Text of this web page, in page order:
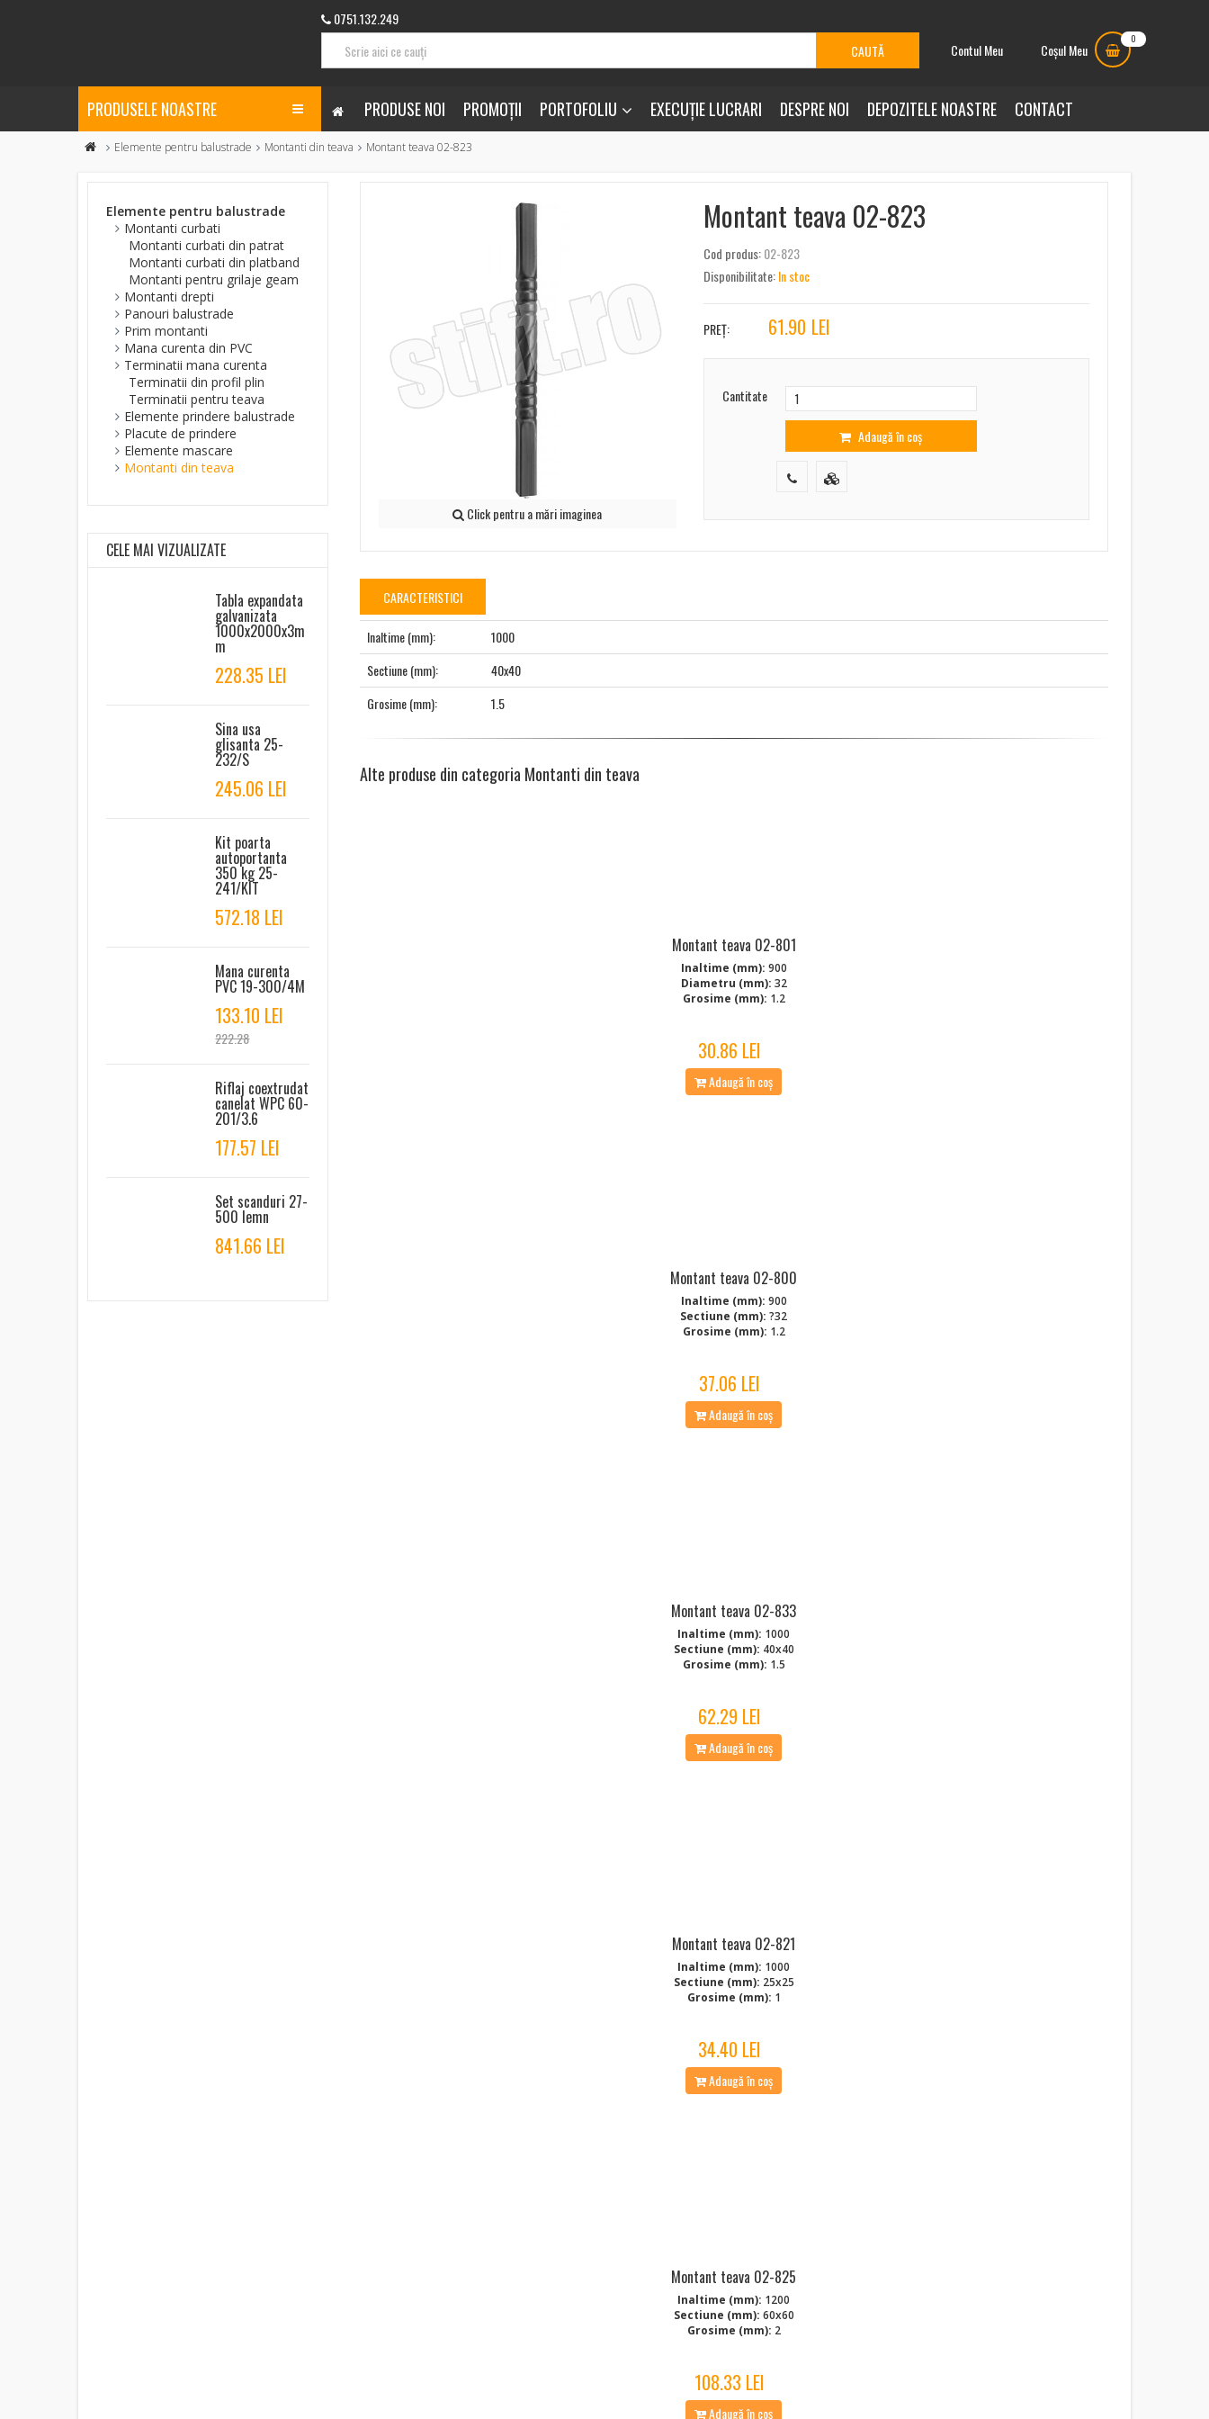
0751.132.249
Contul Meu
Coșul Meu
0
PRODUSELE NOASTRE PRODUSE NOI PROMOȚII PORTOFOLIU EXECUȚIE LUCRARI DESPRE NOI DEPOZITELE NOASTRE CONTACT
Elemente pentru balustrade Montanti din teava Montant teava 02-823
Click pentru a mări imaginea
Montant teava 02-823
Cod produs:02-823
Disponibilitate:In stoc
PREȚ: 61.90 LEI
Cantitate
Adaugă în coș
CARACTERISTICI
Inaltime (mm):
1000
Sectiune (mm):
40x40
Grosime (mm):
1.5
Alte produse din categoria Montanti din teava
Montant teava 02-801
Inaltime (mm): 900
Diametru (mm): 32
Grosime (mm): 1.2
30.86 LEI
Adaugă în coș
Montant teava 02-800
Inaltime (mm): 900
Sectiune (mm): ?32
Grosime (mm): 1.2
37.06 LEI
Adaugă în coș
Montant teava 02-833
Inaltime (mm): 1000
Sectiune (mm): 40x40
Grosime (mm): 1.5
62.29 LEI
Adaugă în coș
Montant teava 02-821
Inaltime (mm): 1000
Sectiune (mm): 25x25
Grosime (mm): 1
34.40 LEI
Adaugă în coș
Montant teava 02-825
Inaltime (mm): 1200
Sectiune (mm): 60x60
Grosime (mm): 2
108.33 LEI
Adaugă în coș
Elemente pentru balustrade
Montanti curbati
Montanti curbati din patrat
Montanti curbati din platband
Montanti pentru grilaje geam
Montanti drepti
Panouri balustrade
Prim montanti
Mana curenta din PVC
Terminatii mana curenta
Terminatii din profil plin
Terminatii pentru teava
Elemente prindere balustrade
Placute de prindere
Elemente mascare
Montanti din teava
CELE MAI VIZUALIZATE
Tabla expandata
galvanizata
1000x2000x3m
m
228.35 LEI
Sina usa
glisanta 25-
232/S
245.06 LEI
Kit poarta
autoportanta
350 kg 25-
241/KIT
572.18 LEI
Mana curenta
PVC 19-300/4M
133.10 LEI
222.28
Riflaj coextrudat
canelat WPC 60-
201/3.6
177.57 LEI
Set scanduri 27-
500 lemn
841.66 LEI